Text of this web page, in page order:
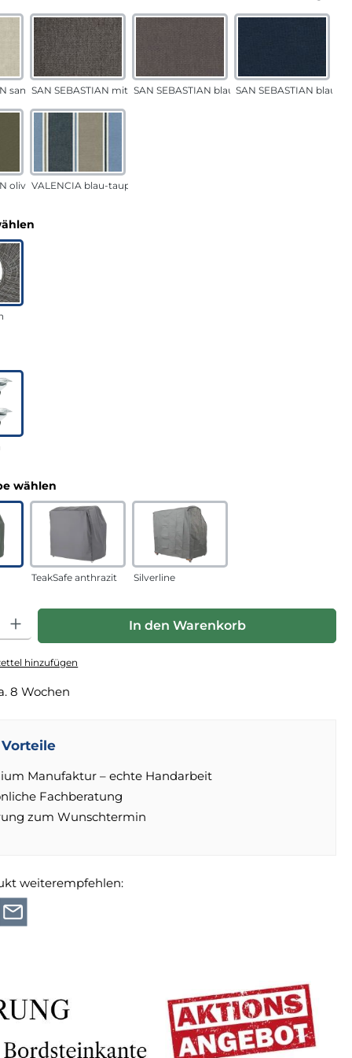
sandSAN SEBASTIAN mittelgrauSAN SEBASTIAN blau-sandSAN SEBASTIAN blau
oliv VALENCIA blau-taupe
wählen
TeakSafe anthrazit Silverline
Gib den gewünschten Wert ein oder benutze die
In den Warenkorb
hinzufügen
8 Wochen
Manufaktur – echte Handarbeit
Fachberatung
zum Wunschtermin
weiterempfehlen: